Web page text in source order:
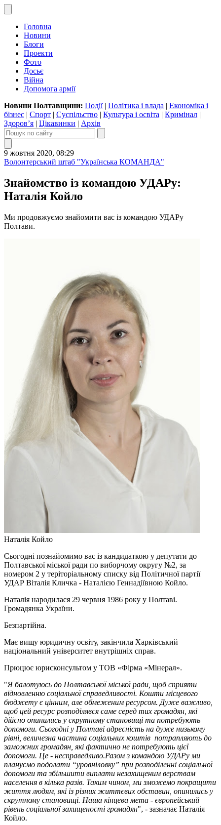
Головна
Новини
Блоги
Проекти
Фото
Досьє
Війна
Допомога армії
Новини Полтавщини: Події| Політика і влада | Економіка і
бізнес | Спорт | Суспільство | Культура і освіта | Кримінал |
Здоров’я | Цікавинки | Архів
9 жовтня 2020, 08:29
Волонтерський штаб "Українська КОМАНДА"
Знайомство із командою УДАРу:
Наталія Койло
Ми продовжуємо знайомити вас із командою УДАРу
Полтави.
Наталія Койло
Сьогодні познайомимо вас із кандидаткою у депутати до
Полтавської міської ради по виборчому округу №2, за
номером 2 у теріторіальному списку від Політичної партії
УДАР Віталія Кличка - Наталією Геннадіївною Койло.
Наталія народилася 29 червня 1986 року у Полтаві.
Громадянка України.
Безпартійна.
Має вищу юридичну освіту, закінчила Харківський
національний університет внутрішніх справ.
Прюцює юрисконсультом у ТОВ «Фірма «Мінерал».
"Я балотуюсь до Полтавської міської ради, щоб сприяти
відновленню соціальної справедливості. Кошти місцевого
бюджету є цінним, але обмеженим ресурсом. Дуже важливо,
щоб цей ресурс розподілявся саме серед тих громадян, які
дійсно опинились у скрутному становищі та потребують
допомоги. Сьогодні у Полтаві адресність на дуже низькому
рівні, величезна частина соціальних коштів потрапляють до
заможних громадян, які фактично не потребують цієї
допомоги. Це - несправедливо.Разом з командою УДАРу ми
плануємо подолати “уровніловку” при розподіленні соціальної
допомоги та збільшити виплати незахищеним верствам
населення в кілька разів. Таким чином, ми зможемо покращити
життя людям, які із різних життєвих обставин, опинились у
скрутному становищі. Наша кінцева мета - європейський
рівень соціальної захищеності громадян", - зазначає Наталія
Койло.